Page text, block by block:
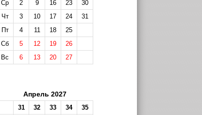
Ср
2 9 16 23
30
Чт
3 10 17 24
31
Пт
4 11 18
25
Сб
5 12 19
26
Вс
6 13 20 27
Апрель 2027
31 32 33 34
35